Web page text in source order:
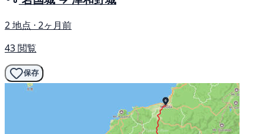
2 地点 · 2ヶ月前
43 閲覧
保存